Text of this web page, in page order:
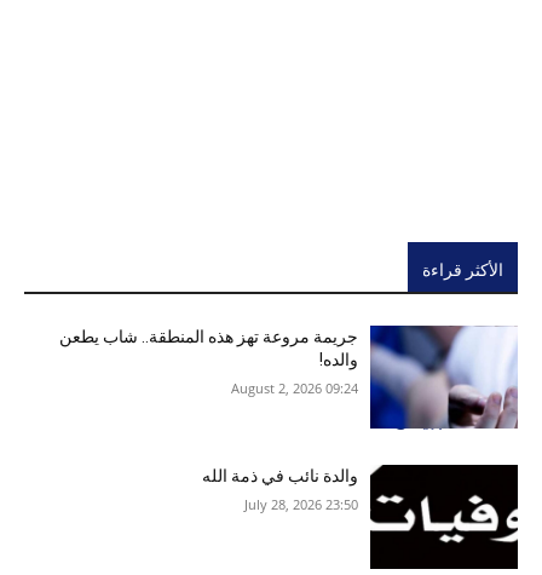
الأكثر قراءة
جريمة مروعة تهز هذه المنطقة.. شاب يطعن
والده!
09:24 2026 ,August 2
والدة نائب في ذمة الله
23:50 2026 ,July 28